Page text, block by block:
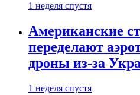
1 неделя спустя
Американские
переделают
дроны из-за
1 неделя спустя